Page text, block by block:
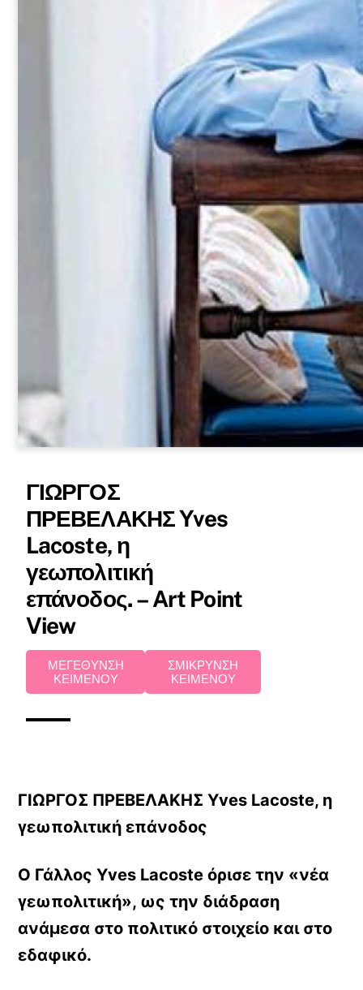
ΓΙΩΡΓΟΣ
ΠΡΕΒΕΛΑΚΗΣ Yves
Lacoste, η
γεωπολιτική
επάνοδος. – Art Point
View
ΜΕΓΕΘΥΝΣΗ
ΚΕΙΜΕΝΟΥ
ΣΜΙΚΡΥΝΣΗ
ΚΕΙΜΕΝΟΥ
ΓΙΩΡΓΟΣ ΠΡΕΒΕΛΑΚΗΣ Yves Lacoste, η
γεωπολιτική επάνοδος
Ο Γάλλος Yves Lacoste όρισε την «νέα
γεωπολιτική», ως την διάδραση
ανάμεσα στο πολιτικό στοιχείο και στο
εδαφικό.